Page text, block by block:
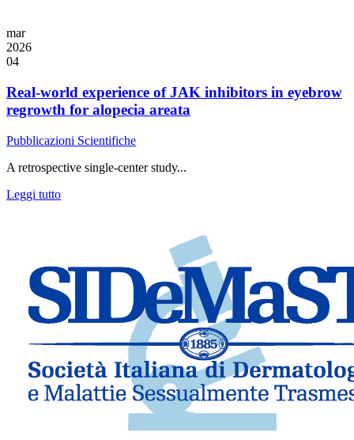
mar
2026
04
Real-world experience of JAK inhibitors in eyebrow
regrowth for alopecia areata
Pubblicazioni Scientifiche
A retrospective single-center study...
Leggi tutto